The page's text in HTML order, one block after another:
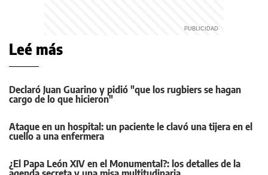
Leé más
Declaró Juan Guarino y pidió "que los rugbiers se hagan
cargo de lo que hicieron"
Ataque en un hospital: un paciente le clavó una tijera en el
cuello a una enfermera
¿El Papa León XIV en el Monumental?: los detalles de la